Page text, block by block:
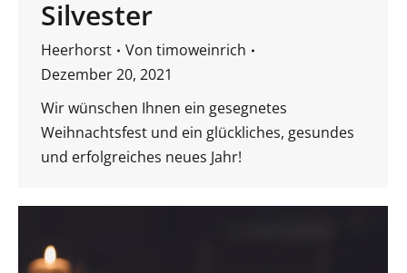
Silvester
Heerhorst Von timoweinrich
Dezember 20, 2021
Wir wünschen Ihnen ein gesegnetes
Weihnachtsfest und ein glückliches, gesundes
und erfolgreiches neues Jahr!